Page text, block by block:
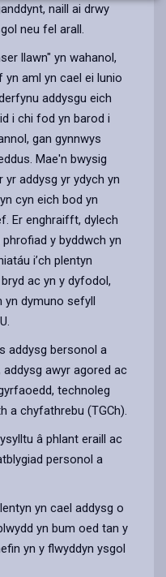
naill ai drwy
neu fel arall.
llawn" yn wahanol,
aml yn cael ei lunio
addysgu eich
i chi fod yn barod i
gan gynnwys
Mae'n bwysig
addysg yr ydych yn
cyn eich bod yn
Er enghraifft, dylech
y byddwch yn
i’ch plentyn
ac yn y dyfodol,
yn dymuno sefyll
addysg bersonol a
awyr agored ac
technoleg
a chyfathrebu (TGCh).
â phlant eraill ac
personol a
yn cael addysg o
yn bum oed tan y
yn y flwyddyn ysgol